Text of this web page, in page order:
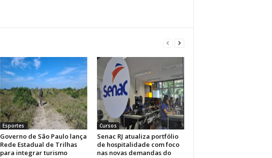
Esportes
Governo de São Paulo lança
Rede Estadual de Trilhas
para integrar turismo
Cursos
Senac RJ atualiza portfólio
de hospitalidade com foco
nas novas demandas do